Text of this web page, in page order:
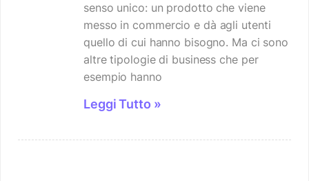
senso unico: un prodotto che viene
messo in commercio e dà agli utenti
quello di cui hanno bisogno. Ma ci sono
altre tipologie di business che per
esempio hanno
Leggi Tutto »